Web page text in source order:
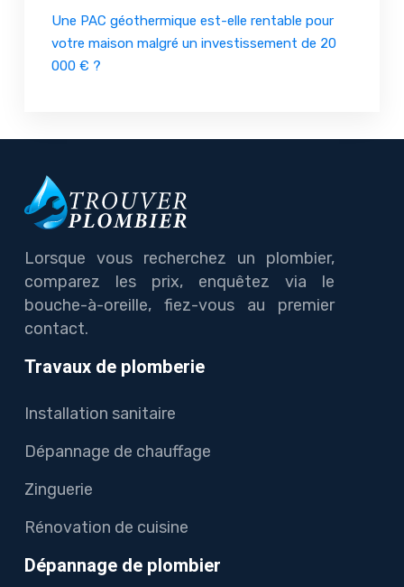
Une PAC géothermique est-elle rentable pour
votre maison malgré un investissement de 20
000 € ?
Lorsque vous recherchez un plombier,
comparez les prix, enquêtez via le
bouche-à-oreille, fiez-vous au premier
contact.
Travaux de plomberie
Installation sanitaire
Dépannage de chauffage
Zinguerie
Rénovation de cuisine
Dépannage de plombier